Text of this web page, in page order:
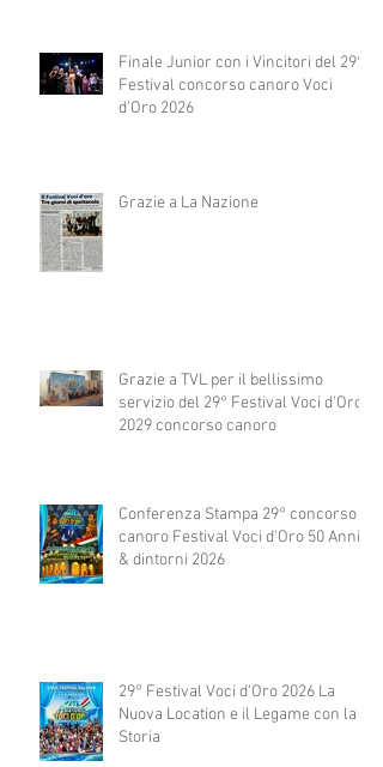
Finale Junior con i Vincitori del 29°
Festival concorso canoro Voci
d'Oro 2026
Grazie a La Nazione
Grazie a TVL per il bellissimo
servizio del 29° Festival Voci d'Oro
2029 concorso canoro
Conferenza Stampa 29° concorso
canoro Festival Voci d'Oro 50 Anni
& dintorni 2026
29° Festival Voci d'Oro 2026 La
Nuova Location e il Legame con la
Storia